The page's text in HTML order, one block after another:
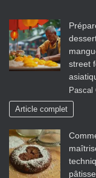
street
Pascal
Article complet